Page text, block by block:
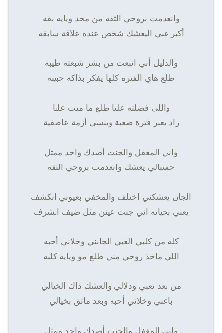
وانعدمت بروحي الثقه من محد ويايه بقه
أكبر غبي اليعشك شخص عنده علاقة سابقه
والدليل أني انبعت من بشر شبعته طيبه
طلع هاي الفتره كلها يفكر بذاكه حبيبه
واللي فضلته عليا طلع ما ميت عليا
راد يعبر فترة صعبة وينسى أزمة عاطفية
واني المغفل والجنت أصدك واحد ممثل
حسبالي يعشك وانعدمت بروحي الثقه
الجان يعشكني اختلف والمخفي بعيوني انكشف
يعني بحياته اني جنت عينن مثل ضيف الشرف
كله من كلبي الغبي الجابني وخلاني أحبه
اللي ماخذ روحي مني طلع مو ويايه كلبه
من بعد تعبي ودلالي والعشك ذاك الخيالي
باعني وخلاني أحبه وبعد ماثق بخيالي
واني المغفل والجنت أصدك واحد ممثل